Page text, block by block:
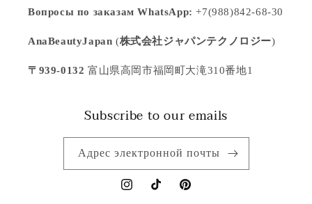
Вопросы по заказам WhatsApp:+7(988)842-68-30
AnaBeautyJapan (株式会社ジャパンテクノロジー)
〒939-0132 富山県高岡市福岡町大滝310番地1
Subscribe to our emails
Адрес электронной почты
InstagramTikTok Pinterest